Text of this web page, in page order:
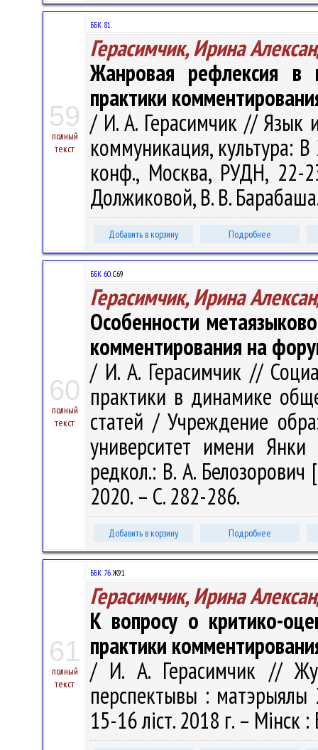
59
полный
текст
ББК 81.
Герасимчик, Ирина
Жанровая рефлексия в
практики
/ И. А. Герасимчик // Язык
коммуникация, культура:
конф., Москва, РУДН,
Должиковой, В. В.
Добавить в корзину Подробнее
60
полный
текст
ББК 60.С69
Герасимчик, Ирина
Особенности
комментирования на
/ И. А. Герасимчик //
практики в динамике
статей / Учреждение
университет имени
редкол.: В. А.
2020. – С. 282-286.
Добавить в корзину Подробнее
61
полный
текст
ББК 76.Ж91
Герасимчик, Ирина
К вопросу о критико-
практики
/ И. А. Герасимчик //
перспектывы : матэрыялы
15-16 ліст. 2018 г. –